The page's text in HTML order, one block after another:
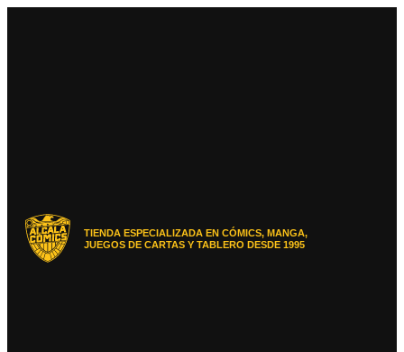
TIENDA ESPECIALIZADA EN CÓMICS, MANGA,
JUEGOS DE CARTAS Y TABLERO DESDE 1995